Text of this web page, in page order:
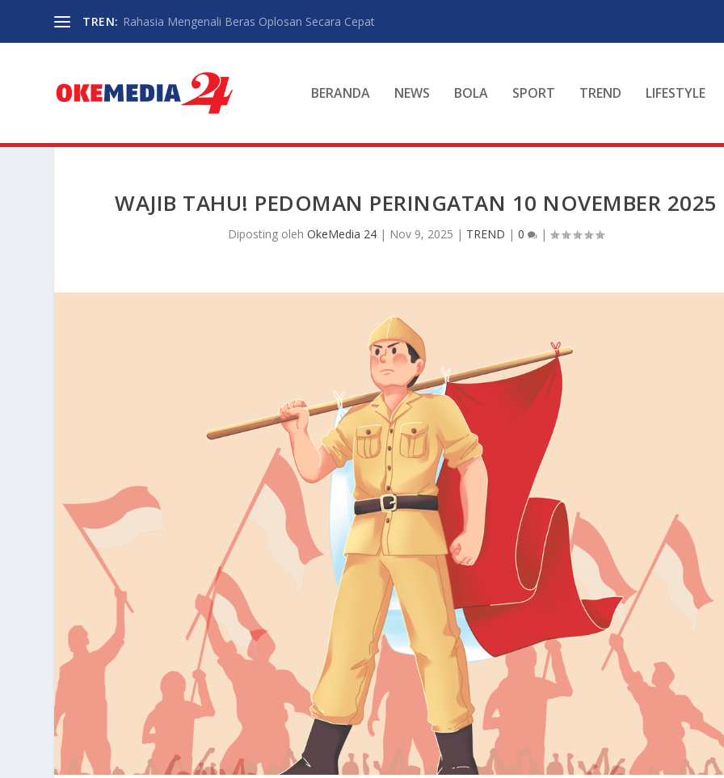
TREN: Rahasia Mengenali Beras Oplosan Secara Cepat
BERANDA NEWS BOLA SPORT TREND LIFESTYLE
WAJIB TAHU! PEDOMAN PERINGATAN 10 NOVEMBER 2025
Diposting olehOkeMedia 24 | Nov 9, 2025 | TREND |0 |